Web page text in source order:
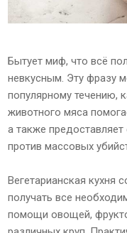
Бытует миф, что всё
невкусным. Эту фразу
популярному течению,
животного мяса
а также
против массовых
Вегетарианская кухня
получать все
помощи овощей,